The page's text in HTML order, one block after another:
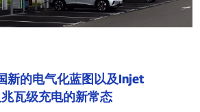
新的电气化蓝图以及Injet
瓦级充电的新常态